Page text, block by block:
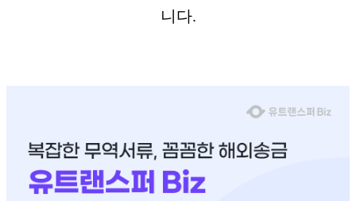
니다.